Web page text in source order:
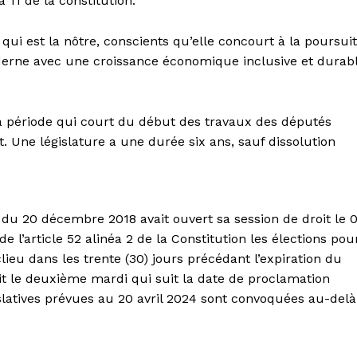
est la nôtre, conscients qu’elle concourt à la
avec une croissance économique inclusive et
période qui court du début des travaux des députés
Une législature a une durée six ans, sauf dissolution
20 décembre 2018 avait ouvert sa session de droit le
l’article 52 alinéa 2 de la Constitution les élections
dans les trente (30) jours précédant l’expiration du
le deuxième mardi qui suit la date de proclamation
prévues au 20 avril 2024 sont convoquées au-delà